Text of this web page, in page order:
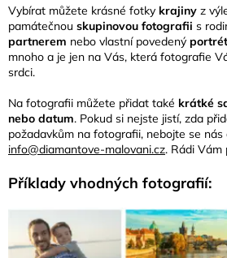
Vybírat můžete krásné fotky krajiny z
památečnou skupinovou fotografii s
partnerem nebo vlastní povedený portrét
mnoho a je jen na Vás, která fotografie
srdci.
Na fotografii můžete přidat také krátké
nebo datum. Pokud si nejste jistí, zda
požadavkům na fotografii, nebojte se
info@diamantove-malovani.cz. Rádi Vám
Příklady vhodných fotografií: